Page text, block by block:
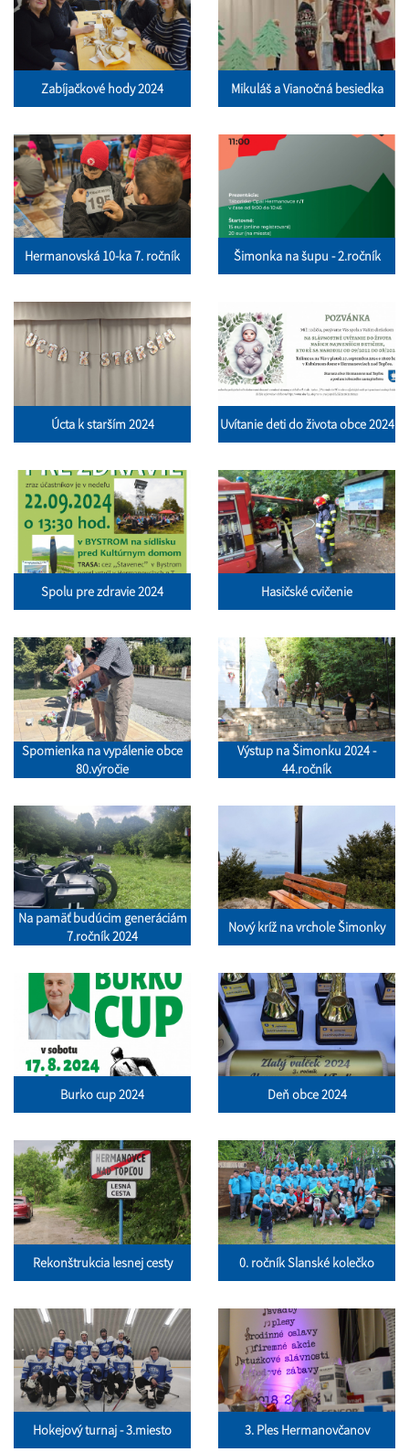
Zabíjačkové hody 2024 Mikuláš a Vianočná besiedka
Hermanovská 10-ka 7. ročník Šimonka na šupu - 2.ročník
Úcta k starším 2024 Uvítanie deti do života obce 2024
Spolu pre zdravie 2024 Hasičské cvičenie
Spomienka na vypálenie obce
80.výročie
Výstup na Šimonku 2024 -
44.ročník
Na pamäť budúcim generáciám
7.ročník 2024
Nový kríž na vrchole Šimonky
Burko cup 2024 Deň obce 2024
Rekonštrukcia lesnej cesty 0. ročník Slanské kolečko
Hokejový turnaj - 3.miesto 3. Ples Hermanovčanov